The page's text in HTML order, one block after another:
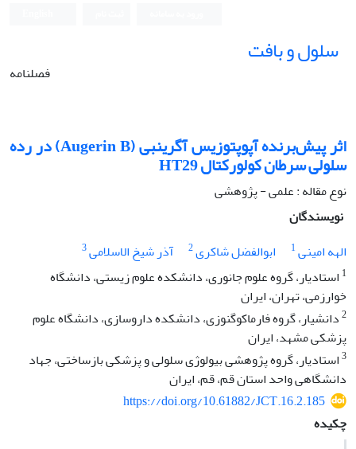
سلول و بافت
فصلنامه
اثر پیش‌برنده آپوپتوزیس آگرین‫بی (Augerin B) در رده
سلولی سرطان کولورکتال HT29‬‬‬‬‬‬‬
نوع مقاله : علمی - پژوهشی
نویسندگان
الهه امینی1 ابوالفضل شاکری2 آذر شیخ الاسلامی3
1 استادیار، گروه علوم جانوری، دانشکده علوم زیستی، دانشگاه
خوارزمی، تهران، ایران
2دانشیار، گروه فارماکوگنوزی، دانشکده داروسازی، دانشگاه علوم
پزشکی مشهد، ایران
3استادیار، گروه پژوهشی بیولوژی سلولی و پزشکی بازساختی، جهاد
دانشگاهی واحد استان قم، قم، ایران
https://doi.org/10.61882/JCT.16.2.185
چکیده